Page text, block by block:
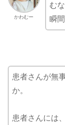
かわむー
む
瞬
患者さんが無
か。
患者さんには